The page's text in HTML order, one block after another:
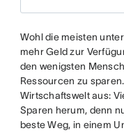
Wohl die meisten
mehr Geld zur
den wenigsten
Ressourcen zu
Wirtschaftswelt aus:
Sparen herum, denn
beste Weg, in einem